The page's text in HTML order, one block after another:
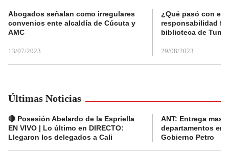
Abogados señalan como irregulares
convenios ente alcaldía de Cúcuta y
AMC
13/07/2023
¿Qué pasó con el
responsabilidad
biblioteca de
29/08/2023
Últimas Noticias
🔴 Posesión Abelardo de la Espriella
EN VIVO | Lo último en DIRECTO:
Llegaron los delegados a Cali
ANT: Entrega
departamentos en
Gobierno Petro